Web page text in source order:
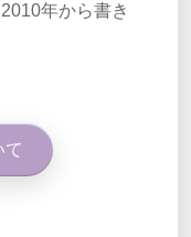
年から書き
て